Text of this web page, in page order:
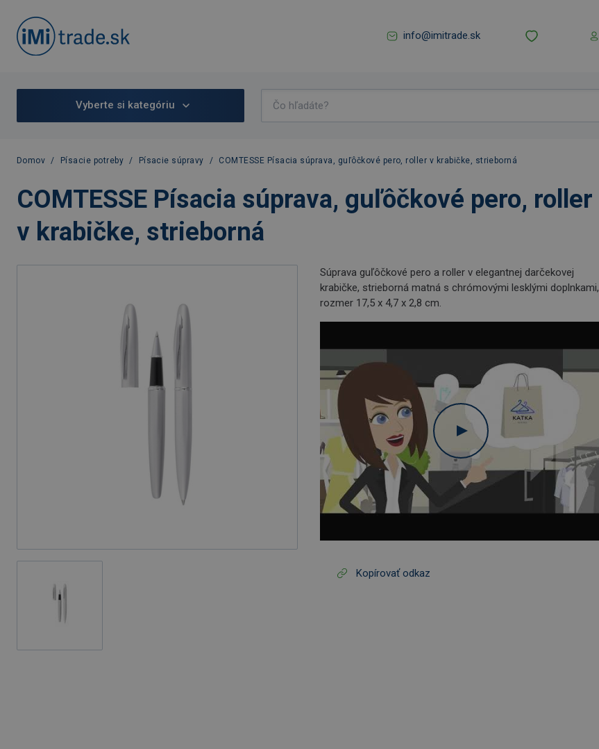
info@imitrade.sk
Vyberte si kategóriu
Domov / Písacie potreby / Písacie súpravy / COMTESSE Písacia súprava, guľôčkové pero, roller v krabičke, strieborná
COMTESSE Písacia súprava, guľôčkové pero, roller
v krabičke, strieborná
Súprava guľôčkové pero a roller v elegantnej darčekovej
krabičke, strieborná matná s chrómovými lesklými doplnkami,
rozmer 17,5 x 4,7 x 2,8 cm.
Kopírovať odkaz